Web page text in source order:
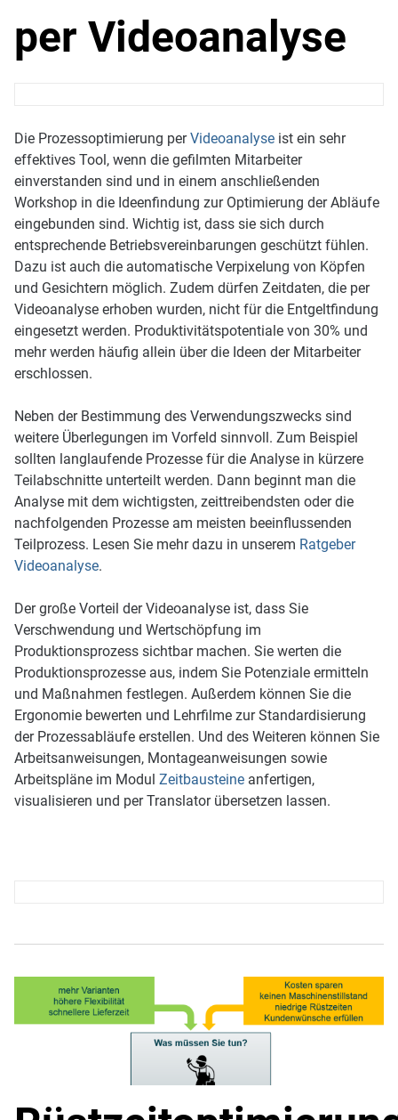
per Videoanalyse
Die Prozessoptimierung perVideoanalyseist ein sehr
effektives Tool, wenn die gefilmten Mitarbeiter
einverstanden sind und in einem anschließenden
Workshop in die Ideenfindung zur Optimierung der Abläufe
eingebunden sind. Wichtig ist, dass sie sich durch
entsprechende Betriebsvereinbarungen geschützt fühlen.
Dazu ist auch die automatische Verpixelung von Köpfen
und Gesichtern möglich. Zudem dürfen Zeitdaten, die per
Videoanalyse erhoben wurden, nicht für die Entgeltfindung
eingesetzt werden. Produktivitätspotentiale von 30% und
mehr werden häufig allein über die Ideen der Mitarbeiter
erschlossen.
Neben der Bestimmung des Verwendungszwecks sind
weitere Überlegungen im Vorfeld sinnvoll. Zum Beispiel
sollten langlaufende Prozesse für die Analyse in kürzere
Teilabschnitte unterteilt werden. Dann beginnt man die
Analyse mit dem wichtigsten, zeittreibendsten oder die
nachfolgenden Prozesse am meisten beeinflussenden
Teilprozess. Lesen Sie mehr dazu in unserem Ratgeber
Videoanalyse.
Der große Vorteil der Videoanalyse ist, dass Sie
Verschwendung und Wertschöpfung im
Produktionsprozess sichtbar machen. Sie werten die
Produktionsprozesse aus, indem Sie Potenziale ermitteln
und Maßnahmen festlegen. Außerdem können Sie die
Ergonomie bewerten und Lehrfilme zur Standardisierung
der Prozessabläufe erstellen. Und des Weiteren können Sie
Arbeitsanweisungen, Montageanweisungen sowie
Arbeitspläne im Modul Zeitbausteineanfertigen,
visualisieren und per Translator übersetzen lassen.